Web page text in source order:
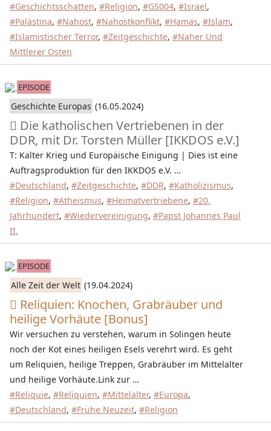
#Geschichtsschatten, #Religion, #GS004, #Israel,
#Palästina, #Nahost, #Nahostkonflikt, #Hamas, #Islam,
#Islamistischer Terror, #Zeitgeschichte, #Naher Und
Mittlerer Osten
EPISODE
Geschichte Europas (16.05.2024)
Die katholischen Vertriebenen in der
DDR, mit Dr. Torsten Müller [IKKDOS e.V.]
T: Kalter Krieg und Europäische Einigung | Dies ist eine
Auftragsproduktion für den IKKDOS e.V. …
#Deutschland, #Zeitgeschichte, #DDR, #Katholizismus,
#Religion, #Atheismus, #Heimatvertriebene, #20.
Jahrhundert, #Wiedervereinigung, #Papst Johannes Paul
II.
EPISODE
Alle Zeit der Welt (19.04.2024)
Reliquien: Knochen, Grabräuber und
heilige Vorhäute [Bonus]
Wir versuchen zu verstehen, warum in Solingen heute
noch der Kot eines heiligen Esels verehrt wird. Es geht
um Reliquien, heilige Treppen, Grabräuber im Mittelalter
und heilige Vorhäute.Link zur …
#Reliquie, #Reliquien, #Mittelalter, #Europa,
#Deutschland, #Frühe Neuzeit, #Religion